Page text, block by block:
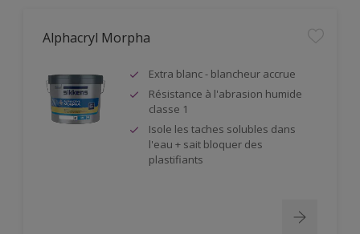
Alphacryl Morpha
Extra blanc - blancheur accrue
Résistance à l'abrasion humide
classe 1
Isole les taches solubles dans
l'eau + sait bloquer des
plastifiants